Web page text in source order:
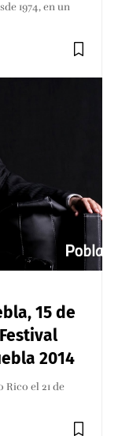
1974, en un
15 de
2014
Rico el 21 de